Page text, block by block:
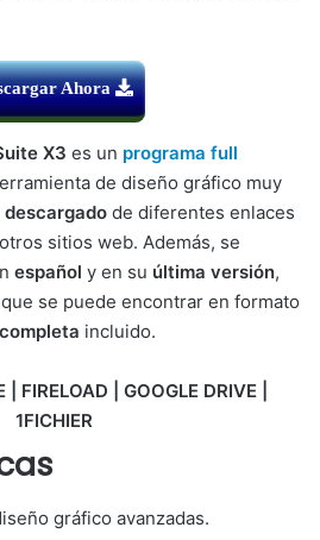
Ahora
X3 es un programa full
de diseño gráfico muy
descargado de diferentes enlaces
sitios web. Además, se
español y en su última versión,
que se puede encontrar en formato
incluido.
FIRELOAD | GOOGLE DRIVE |
1FICHIER
gráfico avanzadas.